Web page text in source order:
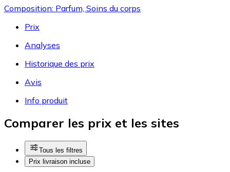
Composition: Parfum, Soins du corps
Prix
Analyses
Historique des prix
Avis
Info produit
Comparer les prix et les sites
Tous les filtres
Prix livraison incluse